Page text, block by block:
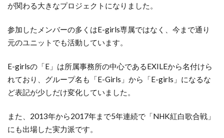
が関わる大きなプロジェクトになりました。
参加したメンバーの多くはE-girls専属ではなく、今まで通り
元のユニットでも活動しています。
E-girlsの「E」は所属事務所の中心であるEXILEから名付けら
れており、グループ名も「E-Girls」から「E-girls」になるな
ど表記が少しだけ変化していました。
また、2013年から2017年まで5年連続で「NHK紅白歌合戦」
にも出場した実力派です。